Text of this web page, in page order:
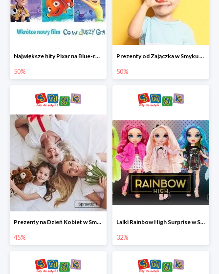
Największe hity Pixar na Blue-rey i DVD w Smyku - drugi film -50%
50%
Prezenty od Zajączka w Smyku do -50%
50%
Prezenty na Dzień Kobiet w Smyku do -45%
45%
Lalki Rainbow High Surprise w Smyku do -35%
32%